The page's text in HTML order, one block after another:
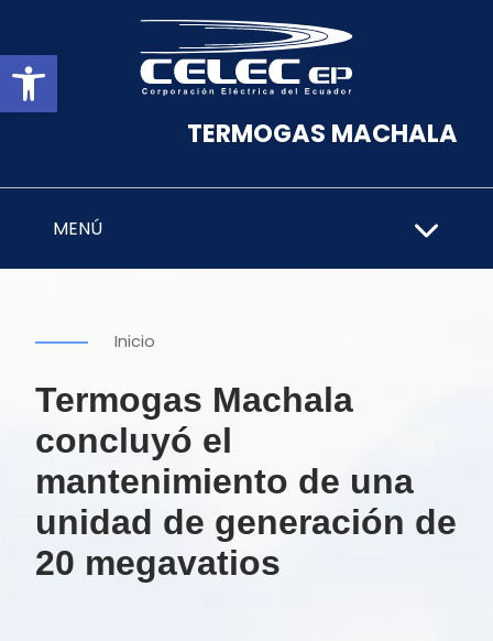
Abrir barra de herramientas
TERMOGAS MACHALA
MENÚ
Inicio
Termogas Machala
concluyó el
mantenimiento de una
unidad de generación de
20 megavatios